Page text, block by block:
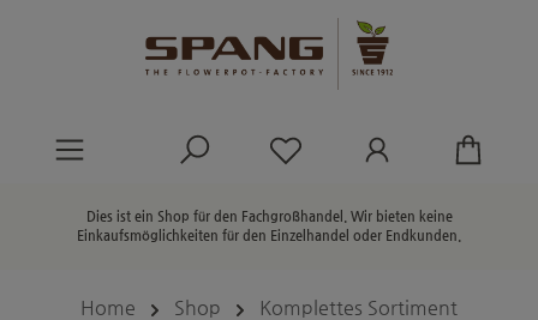
Du hast 0 Produkte
Dies ist ein Shop für den Fachgroßhandel. Wir bieten keine
Einkaufsmöglichkeiten für den Einzelhandel oder Endkunden.
Home Shop Komplettes Sortiment